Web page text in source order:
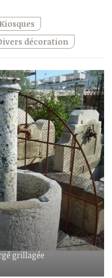
décoration
grillagée